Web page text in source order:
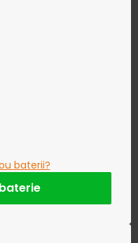
baterii?